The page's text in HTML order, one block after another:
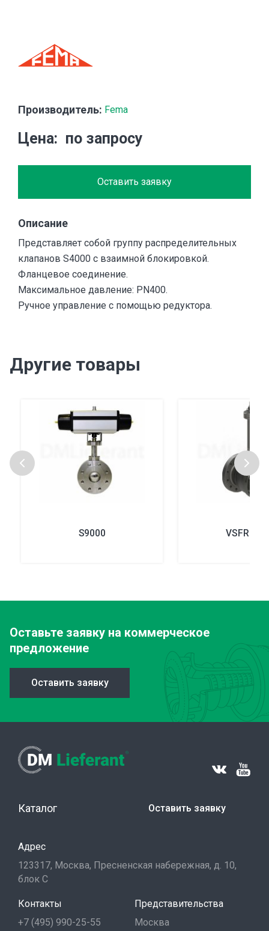
Производитель: Fema
Цена по запросу
Оставить заявку
Описание
Представляет собой группу распределительных
клапанов S4000 с взаимной блокировкой.
Фланцевое соединение.
Максимальное давление: PN400.
Ручное управление с помощью редуктора.
Другие товары
S9000 VSFR
Оставьте заявку на коммерческое
предложение
Оставить заявку
Каталог Оставить заявку
Адрес
123317, Москва, Пресненская набережная, д. 10,
блок С
Контакты
+7 (495) 990-25-55
Представительства
Москва